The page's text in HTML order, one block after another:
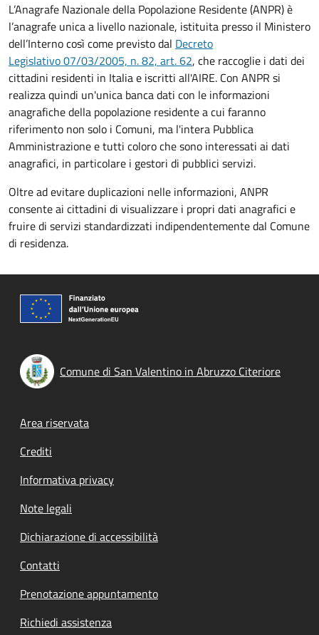
L’Anagrafe Nazionale della Popolazione Residente (ANPR) è
l’anagrafe unica a livello nazionale, istituita presso il Ministero
dell’Interno così come previsto dal Decreto
Legislativo 07/03/2005, n. 82, art. 62, che raccoglie i dati dei
cittadini residenti in Italia e iscritti all'AIRE. Con ANPR si
realizza quindi un'unica banca dati con le informazioni
anagrafiche della popolazione residente a cui faranno
riferimento non solo i Comuni, ma l'intera Pubblica
Amministrazione e tutti coloro che sono interessati ai dati
anagrafici, in particolare i gestori di pubblici servizi.
Oltre ad evitare duplicazioni nelle informazioni, ANPR
consente ai cittadini di visualizzare i propri dati anagrafici e
fruire di servizi standardizzati indipendentemente dal Comune
di residenza.
Comune di San Valentino in Abruzzo Citeriore
Footer menu
Area riservata
Crediti
Informativa privacy
Note legali
Dichiarazione di accessibilità
Contatti
Prenotazione appuntamento
Richiedi assistenza